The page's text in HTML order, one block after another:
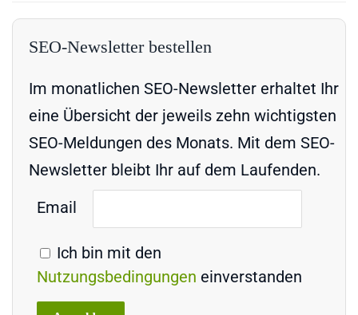
SEO-Newsletter bestellen
Im monatlichen SEO-Newsletter erhaltet Ihr
eine Übersicht der jeweils zehn wichtigsten
SEO-Meldungen des Monats. Mit dem SEO-
Newsletter bleibt Ihr auf dem Laufenden.
Email
Ich bin mit den
Nutzungsbedingungen einverstanden